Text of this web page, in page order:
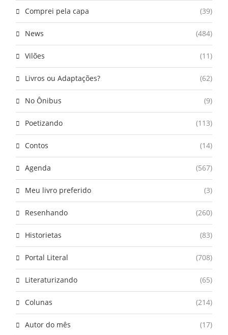
Comprei pela capa (39)
News (484)
Vilões (11)
Livros ou Adaptações? (62)
No Ônibus (9)
Poetizando (113)
Contos (14)
Agenda (567)
Meu livro preferido (3)
Resenhando (260)
Historietas (83)
Portal Literal (708)
Literaturizando (65)
Colunas (214)
Autor do mês (17)